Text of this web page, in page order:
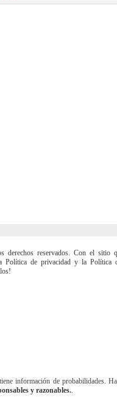
reservados. Con el sitio
la Política de privacidad y la Política
información de probabilidades.
y razonables.